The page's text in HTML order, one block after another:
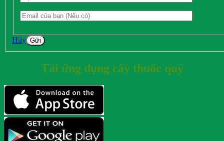
Hủy Gửi
Tải ứng dụng cây thuốc quý